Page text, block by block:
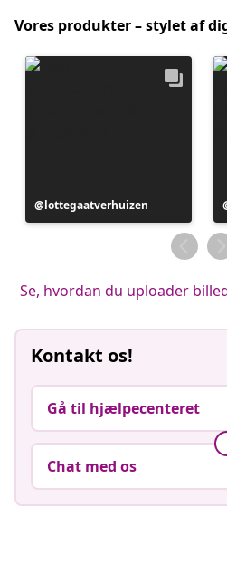
Vores produkter – stylet af
Opslag
offentliggjort
lottegaatverhuizen
Se, hvordan du uploader
Kontakt os!
Gå til hjælpecenteret
Chat med os